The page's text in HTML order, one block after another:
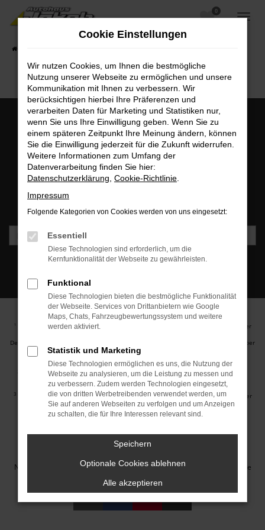
Zum
Hauptinhalt
0
MO - FR: 07:00 bis 18:00 Uhr | SA: 09:30 bis 12:00 Uhr
+49 3745 7817-0
Newsletteranmeldung
Bleiben Sie stets auf dem Laufenden und erhalten Sie
Benachrichtigungen direkt in Ihr Postfach.
1
Ehemaliger Neupreis (Unverbindliche Preisempfehlung des Herstellers am Tag der
Der errechnete Preisvorteil sowie die angegebene Ersparnis errechnet sich gegenüber
der ehemaligen unverbindlichen Preisempfehlung des Herstellers am Tag der
Erstzulassung (Neupreis).
2
Hierbei handelt es sich um ein Finanzierungs-Angebot. Preise sind Bruttopreise.
Irrtümer vorbehalten.
3
Hierbei handelt es sich um ein Leasing-Angebot. Preise sind Bruttopreise. Irrtümer
vorbehalten.
Cookie Einstellungen
Neustadt/Vogtland | info@autohausjakob.de |Webdesign by audaris.de
Cookie Einstellungen
Wir nutzen Cookies, um Ihnen die bestmögliche
Nutzung unserer Webseite zu ermöglichen und unsere
Kommunikation mit Ihnen zu verbessern. Wir
berücksichtigen hierbei Ihre Präferenzen und
verarbeiten Daten für Marketing und Statistiken nur,
wenn Sie uns Ihre Einwilligung geben. Wenn Sie zu
einem späteren Zeitpunkt Ihre Meinung ändern, können
Sie die Einwilligung jederzeit für die Zukunft widerrufen.
Weitere Informationen zum Umfang der
Datenverarbeitung finden Sie hier:
Datenschutzerklärung Cookie-Richtlinie
Impressum
Folgende Kategorien von Cookies werden von uns eingesetzt:
Essentiell
Diese Technologien sind erforderlich, um die
Kernfunktionalität der Webseite zu gewährleisten.
Funktional
Diese Technologien bieten die bestmögliche Funktionalität
der Webseite. Services von Drittanbietern wie Google
Maps, Chats, Fahrzeugbewertungssystem und weitere
werden aktiviert.
Statistik und Marketing
Diese Technologien ermöglichen es uns, die Nutzung der
Webseite zu analysieren, um die Leistung zu messen und
zu verbessern. Zudem werden Technologien eingesetzt,
die von dritten Werbetreibenden verwendet werden, um
Sie auf anderen Webseiten zu verfolgen und um Anzeigen
zu schalten, die für Ihre Interessen relevant sind.
Speichern
Optionale Cookies ablehnen
Alle akzeptieren